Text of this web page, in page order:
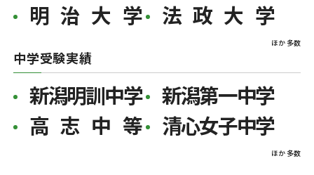
明治大学 法政大学
ほか 多数
中学受験実績
新潟明訓中学
新潟第一中学
高志中等 清心女子中学
ほか 多数